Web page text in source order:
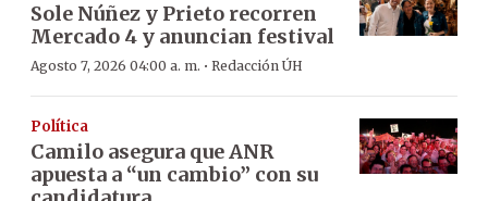
Sole Núñez y Prieto recorren
Mercado 4 y anuncian festival
Agosto 7, 2026 04:00 a. m. · Redacción ÚH
Política
Camilo asegura que ANR
apuesta a “un cambio” con su